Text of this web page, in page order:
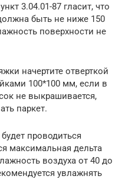
3.04.01-87 гласит, что
быть не ниже 150
поверхности не
начертите отверткой
100*100 мм, если в
не выкрашивается,
паркет.
проводиться
максимальная дельта
воздуха от 40 до
увлажнять